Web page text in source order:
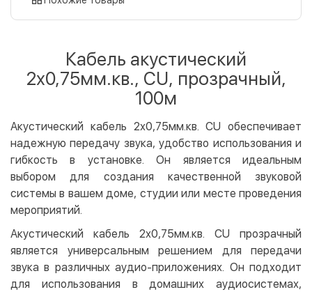
Apple Pay
Безналичный расчет
Оплата на карту юр.лица
Бесплатно
Кредит
Оплата частями (Приватбанк)
Покупка частями (Монобанк)
Кабель акустический
2х0,75мм.кв., CU, прозрачный,
100м
Акустический кабель 2х0,75мм.кв. CU обеспечивает
надежную передачу звука, удобство использования и
гибкость в установке. Он является идеальным
выбором для создания качественной звуковой
системы в вашем доме, студии или месте проведения
мероприятий.
Акустический кабель 2х0,75мм.кв. CU прозрачный
является универсальным решением для передачи
звука в различных аудио-приложениях. Он подходит
для использования в домашних аудиосистемах,